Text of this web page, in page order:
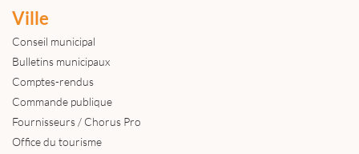
Ville
Conseil municipal
Bulletins municipaux
Comptes-rendus
Commande publique
Fournisseurs / Chorus Pro
Office du tourisme